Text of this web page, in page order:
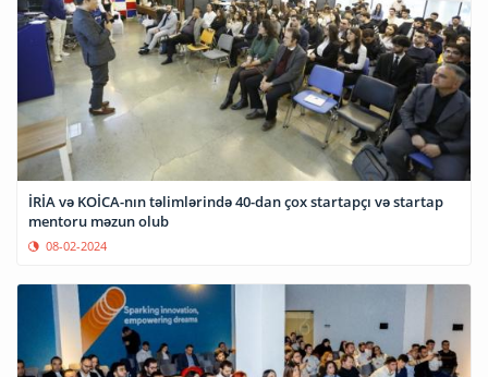
İRİA və KOİCA-nın təlimlərində 40-dan çox startapçı və startap
mentoru məzun olub
08-02-2024